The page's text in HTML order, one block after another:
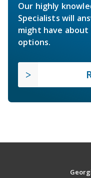
Our highly
Specialists will
might have
options.